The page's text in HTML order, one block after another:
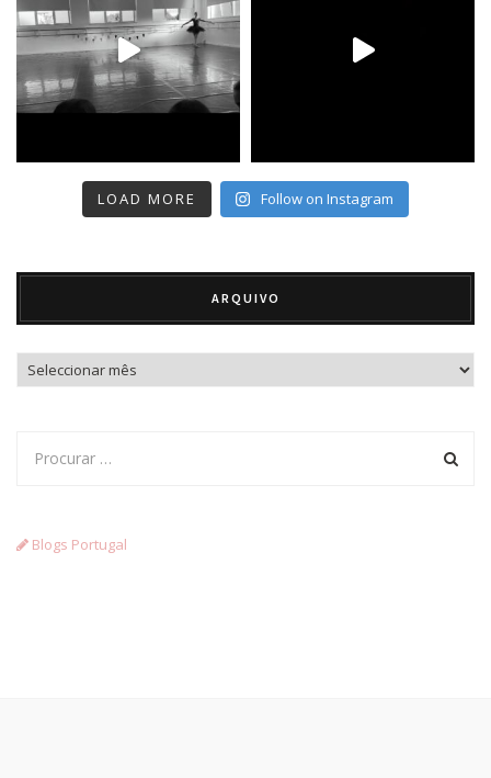
LOAD MORE Follow on Instagram
ARQUIVO
Arquivo
Blogs Portugal